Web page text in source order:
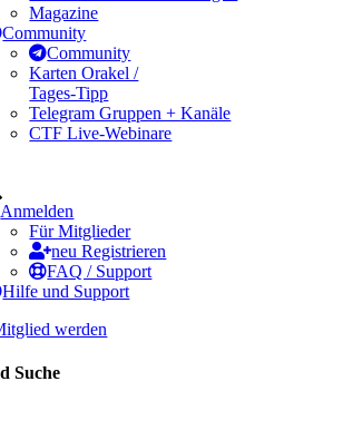
Magazine
Community
Community
Karten Orakel /
Tages-Tipp
Telegram Gruppen + Kanäle
CTF Live-Webinare
Anmelden
Für Mitglieder
neu Registrieren
FAQ / Support
Hilfe und Support
werden
Suche